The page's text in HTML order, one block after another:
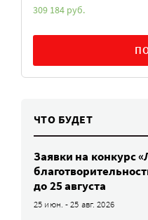
309 184 руб.
ЧТО БУДЕТ
Заявки на конкурс
до 25 августа
25 июн. - 25 авг. 2026